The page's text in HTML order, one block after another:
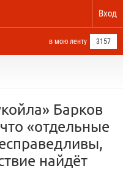
Вход
в мою ленту 3157
Барков
«отдельные
найдёт